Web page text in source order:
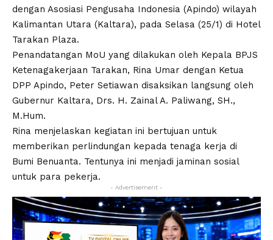
dengan Asosiasi Pengusaha Indonesia (Apindo) wilayah
Kalimantan Utara (Kaltara), pada Selasa (25/1) di Hotel
Tarakan Plaza.
Penandatangan MoU yang dilakukan oleh Kepala BPJS
Ketenagakerjaan Tarakan, Rina Umar dengan Ketua
DPP Apindo, Peter Setiawan disaksikan langsung oleh
Gubernur Kaltara, Drs. H. Zainal A. Paliwang, SH.,
M.Hum.
Rina menjelaskan kegiatan ini bertujuan untuk
memberikan perlindungan kepada tenaga kerja di
Bumi Benuanta. Tentunya ini menjadi jaminan sosial
untuk para pekerja.
- Advertisement -